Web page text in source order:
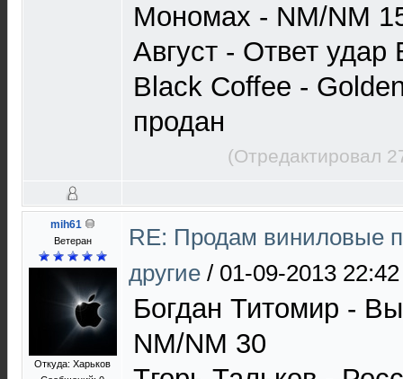
Мономах - NM/NM
Август - Ответ удар
Black Coffee -
продан
(Отредактировал
mih61
Ветеран
Откуда: Харьков
RE: Продам виниловые
другие / 01-09-2013 22:42
Богдан Титомир -
NM/NM 30